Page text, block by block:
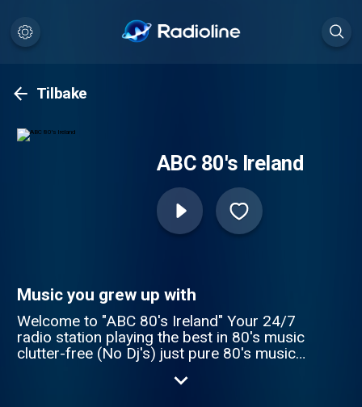
Tilbake
ABC 80's Ireland
Music you grew up with
Welcome to "ABC 80's Ireland" Your 24/7
radio station playing the best in 80's music
clutter-free (No Dj's) just pure 80's music
all app's are free to download see